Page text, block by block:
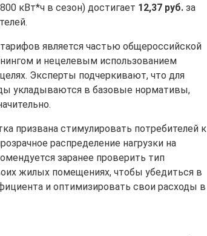
кВт*ч в сезон) достигает 12,37 руб.за
является частью общероссийской
и нецелевым использованием
Эксперты подчеркивают, что для
укладываются в базовые нормативы,
призвана стимулировать потребителей к
распределение нагрузки на
заранее проверить тип
жилых помещениях, чтобы убедиться в
и оптимизировать свои расходы в